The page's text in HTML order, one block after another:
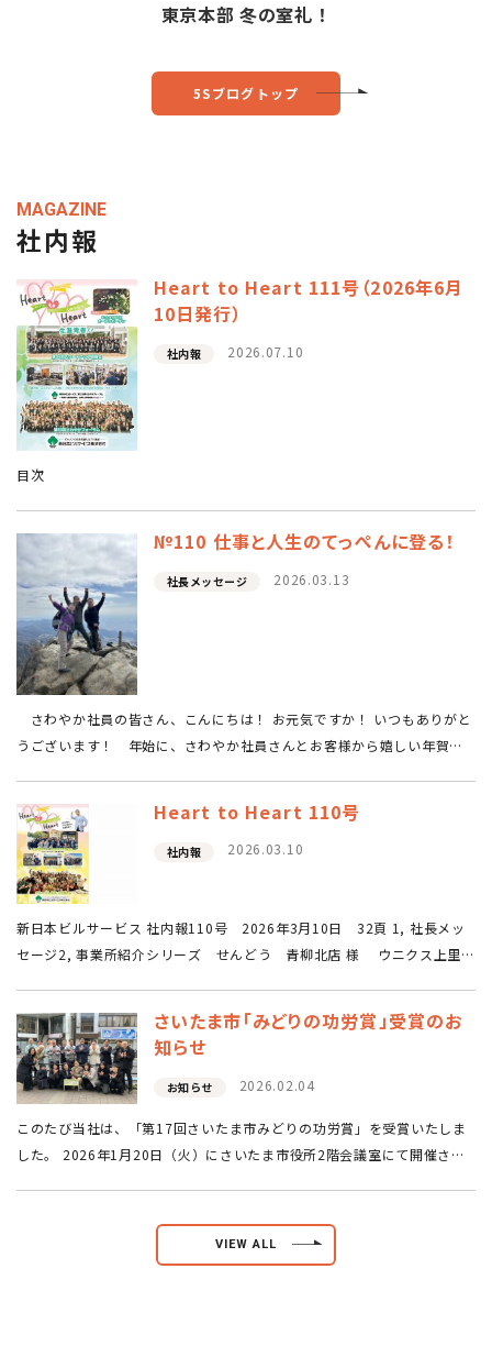
東京本部 冬の室礼！
5Sブログトップ
MAGAZINE
社内報
VIEW ALL
Heart to Heart 111号（2026年6月
10日発行）
2026.07.10
社内報
目次
№110 仕事と人生のてっぺんに登る！
2026.03.13
社長メッセージ
さわやか社員の皆さん、こんにちは！ お元気ですか！ いつもありがと
うございます！ 年始に、さわやか社員さんとお客様から嬉しい年賀状
Heart to Heart 110号
2026.03.10
社内報
新日本ビルサービス 社内報110号 2026年3月10日 32頁 1, 社長メッ
セージ2, 事業所紹介シリーズ せんどう 青柳北店 様 ウニクス上里
さいたま市「みどりの功労賞」受賞のお
知らせ
2026.02.04
お知らせ
このたび当社は、「第17回さいたま市みどりの功労賞」を受賞いたしま
した。 2026年1月20日（火）にさいたま市役所2階会議室にて開催され